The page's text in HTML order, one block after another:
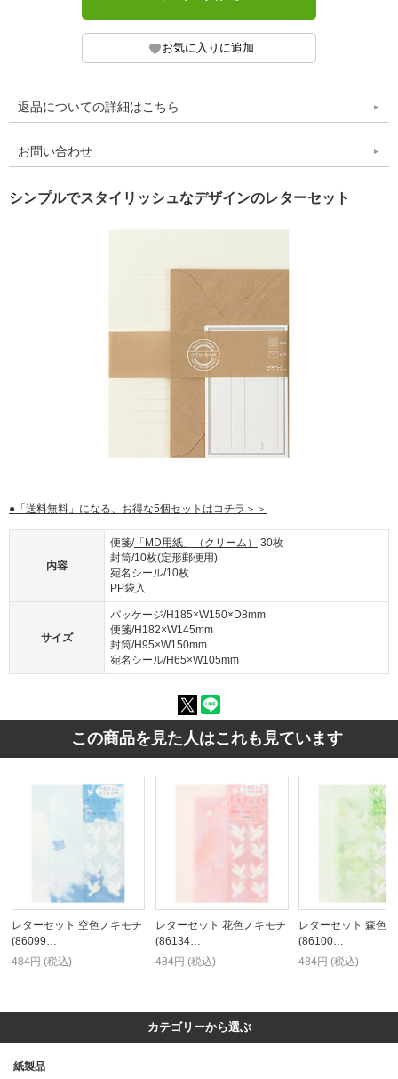
返品についての詳細はこちら
お問い合わせ
シンプルでスタイリッシュなデザインのレターセット
●「送料無料」になる、お得な5個セットはコチラ＞＞
内容
便箋/「MD用紙」（クリーム）
30枚
封筒/10枚(定形郵便用)
宛名シール/10枚
PP袋入
サイズ
パッケージ/H185×W150×D8mm
便箋/H182×W145mm
封筒/H95×W150mm
宛名シール/H65×W105mm
この商品を見た人はこれも見ています
レターセット 空色ノキモチ
(86099…
484円 (税込)
レターセット 花色ノキモチ
(86134…
484円 (税込)
レターセット 森色
(86100…
484円 (税込)
カテゴリーから選ぶ
紙製品